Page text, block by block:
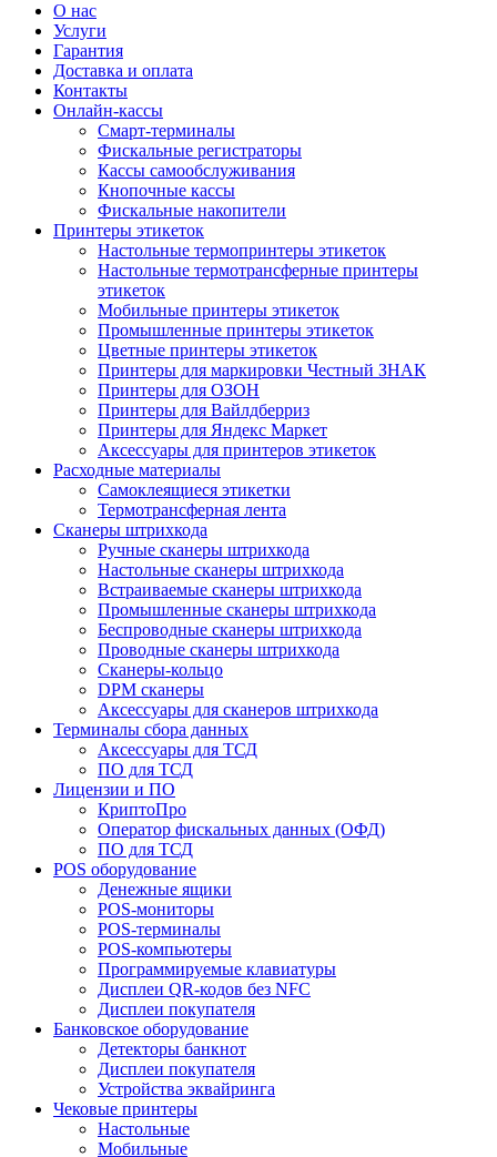
О нас
Услуги
Гарантия
Доставка и оплата
Контакты
Онлайн-кассы
Смарт-терминалы
Фискальные регистраторы
Кассы самообслуживания
Кнопочные кассы
Фискальные накопители
Принтеры этикеток
Настольные термопринтеры этикеток
Настольные термотрансферные принтеры
этикеток
Мобильные принтеры этикеток
Промышленные принтеры этикеток
Цветные принтеры этикеток
Принтеры для маркировки Честный ЗНАК
Принтеры для ОЗОН
Принтеры для Вайлдберриз
Принтеры для Яндекс Маркет
Аксессуары для принтеров этикеток
Расходные материалы
Самоклеящиеся этикетки
Термотрансферная лента
Сканеры штрихкода
Ручные сканеры штрихкода
Настольные сканеры штрихкода
Встраиваемые сканеры штрихкода
Промышленные сканеры штрихкода
Беспроводные сканеры штрихкода
Проводные сканеры штрихкода
Сканеры-кольцо
DPM сканеры
Аксессуары для сканеров штрихкода
Терминалы сбора данных
Аксессуары для ТСД
ПО для ТСД
Лицензии и ПО
КриптоПро
Оператор фискальных данных (ОФД)
ПО для ТСД
POS оборудование
Денежные ящики
POS-мониторы
POS-терминалы
POS-компьютеры
Программируемые клавиатуры
Дисплеи QR-кодов без NFC
Дисплеи покупателя
Банковское оборудование
Детекторы банкнот
Дисплеи покупателя
Устройства эквайринга
Чековые принтеры
Настольные
Мобильные